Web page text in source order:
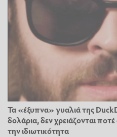
Τα «έξυπνα» γυαλιά της
δολάρια, δεν χρειάζονται
την ιδιωτικότητα